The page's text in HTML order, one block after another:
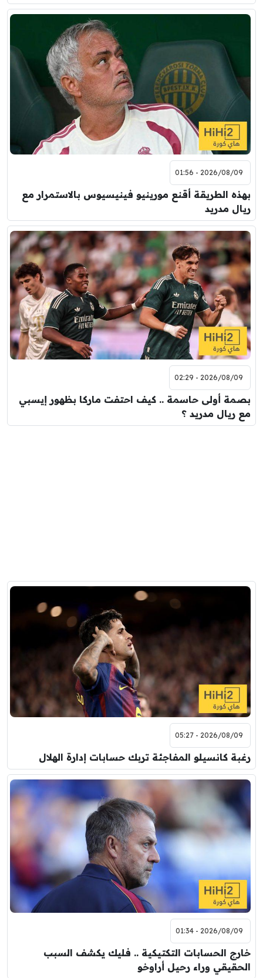
2026/08/09 - 01:56
بهذه الطريقة أقنع مورينيو فينيسيوس بالاستمرار مع
ريال مدريد
2026/08/09 - 02:29
بصمة أولى حاسمة .. كيف احتفت ماركا بظهور إيسبي
مع ريال مدريد ؟
2026/08/09 - 05:27
رغبة كانسيلو المفاجئة تربك حسابات إدارة الهلال
2026/08/09 - 01:34
خارج الحسابات التكتيكية .. فليك يكشف السبب
الحقيقي وراء رحيل أراوخو